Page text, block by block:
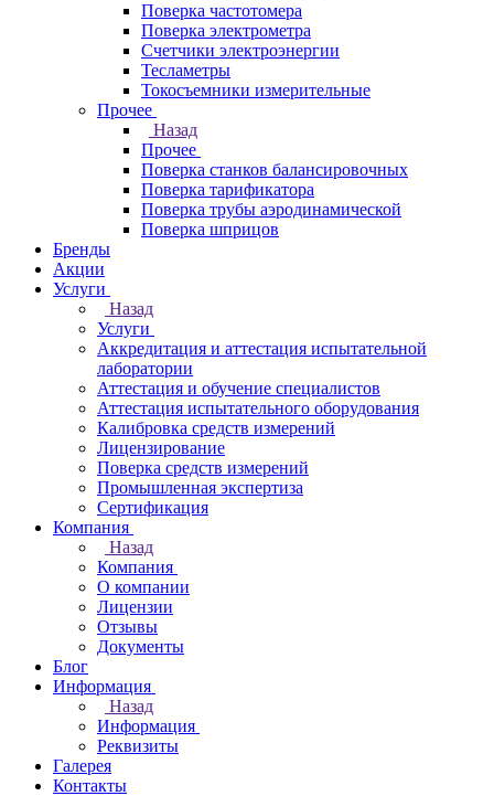
Поверка частотомера
Поверка электрометра
Счетчики электроэнергии
Тесламетры
Токосъемники измерительные
Прочее
Назад
Прочее
Поверка станков балансировочных
Поверка тарификатора
Поверка трубы аэродинамической
Поверка шприцов
Бренды
Акции
Услуги
Назад
Услуги
Аккредитация и аттестация испытательной
лаборатории
Аттестация и обучение специалистов
Аттестация испытательного оборудования
Калибровка средств измерений
Лицензирование
Поверка средств измерений
Промышленная экспертиза
Сертификация
Компания
Назад
Компания
О компании
Лицензии
Отзывы
Документы
Блог
Информация
Назад
Информация
Реквизиты
Галерея
Контакты